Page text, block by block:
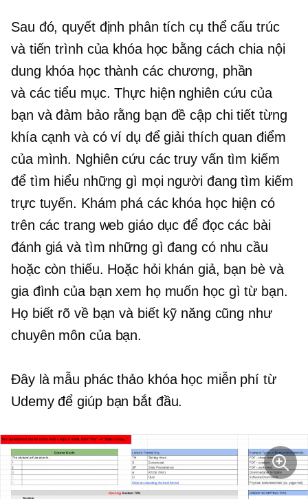
Sau đó, quyết định phân tích cụ thể cấu trúc
và tiến trình của khóa học bằng cách chia nội
dung khóa học thành các chương, phần
và các tiểu mục. Thực hiện nghiên cứu của
bạn và đảm bảo rằng bạn đề cập chi tiết từng
khía cạnh và có ví dụ để giải thích quan điểm
của mình. Nghiên cứu các truy vấn tìm kiếm
để tìm hiểu những gì mọi người đang tìm kiếm
trực tuyến. Khám phá các khóa học hiện có
trên các trang web giáo dục để đọc các bài
đánh giá và tìm những gì đang có nhu cầu
hoặc còn thiếu. Hoặc hỏi khán giả, bạn bè và
gia đình của bạn xem họ muốn học gì từ bạn.
Họ biết rõ về bạn và biết kỹ năng cũng như
chuyên môn của bạn.
Đây là mẫu phác thảo khóa học miễn phí từ
Udemy để giúp bạn bắt đầu.